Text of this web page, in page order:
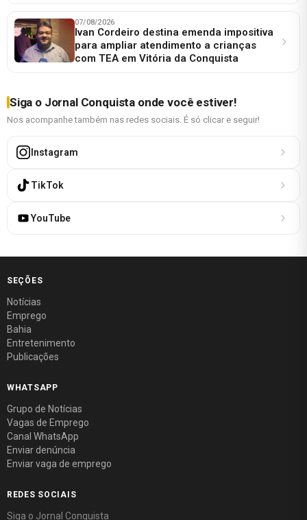
07/08/2026
Ivan Cordeiro destina emenda impositiva
para ampliar atendimento a crianças
com TEA em Vitória da Conquista
Siga o Jornal Conquista onde você estiver!
Nos acompanhe também nas redes sociais. É só clicar e seguir!
Instagram
TikTok
YouTube
SEÇÕES
Notícias
Emprego
Bahia
Entretenimento
Publicações
WHATSAPP
Grupo de Notícias
Vagas de Emprego
Canal WhatsApp
Enviar denúncia
Enviar vaga de emprego
REDES SOCIAIS
Siga o Jornal Conquista